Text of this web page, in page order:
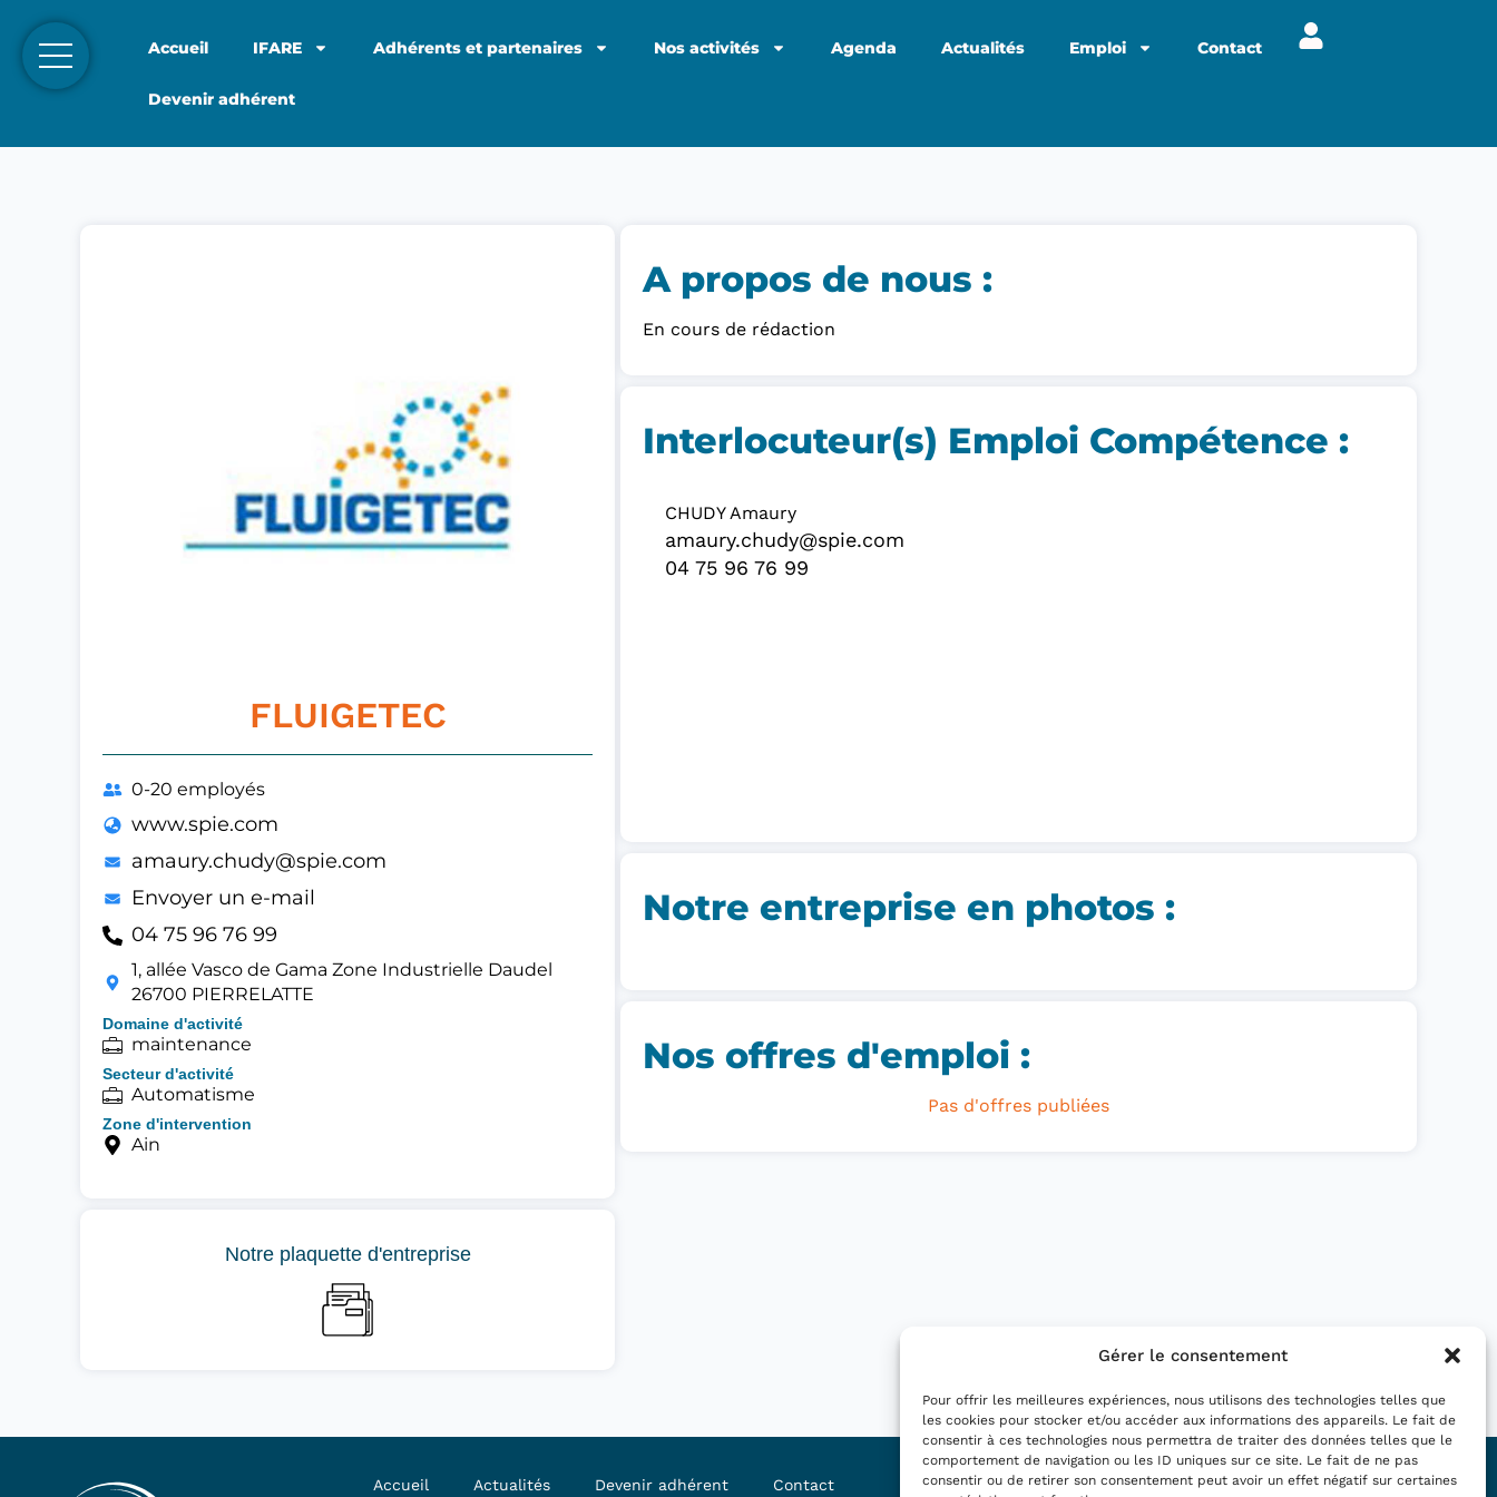
Gérer le consentement
Pour offrir les meilleures expériences, nous utilisons des technologies telles que
les cookies pour stocker et/ou accéder aux informations des appareils. Le fait de
consentir à ces technologies nous permettra de traiter des données telles que le
comportement de navigation ou les ID uniques sur ce site. Le fait de ne pas
consentir ou de retirer son consentement peut avoir un effet négatif sur certaines
Accueil IFARE Adhérents et partenaires Nos activités Agenda Actualités Emploi Contact
Devenir adhérent
FLUIGETEC
0-20 employés
www.spie.com
amaury.chudy@spie.com
Envoyer un e-mail
04 75 96 76 99
1, allée Vasco de Gama Zone Industrielle Daudel
26700 PIERRELATTE
Domaine d'activité
maintenance
Secteur d'activité
Automatisme
Zone d'intervention
Ain
Notre plaquette d'entreprise
A propos de nous :​
En cours de rédaction
Interlocuteur(s) Emploi Compétence :
CHUDY Amaury
amaury.chudy@spie.com
04 75 96 76 99
Notre entreprise en photos :
Nos offres d'emploi :
Pas d'offres publiées
Accueil Actualités Devenir adhérent Contact
Nous suivre :